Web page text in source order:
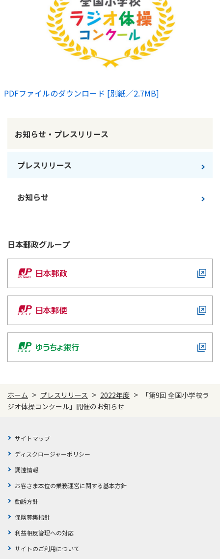
ご契約のしおり・約款（Web約款）
保険用語集
お問い合わせ
お問い合わせ
すこやか健康ラボ
ラジオ体操・みんなの体操
かんぽ生命のサステナビリティ
かんぽジャンクション
PDFファイルのダウンロード [別紙／2.7MB]
お知らせ・プレスリリース
プレスリリース
お知らせ
日本郵政グループ
ホーム > プレスリリース > 2022年度 >
「第9回 全国小学校ラ
ジオ体操コンクール」開催のお知らせ
サイトマップ
ディスクロージャーポリシー
調達情報
お客さま本位の業務運営に関する基本方針
勧誘方針
保険募集指針
利益相反管理への対応
サイトのご利用について